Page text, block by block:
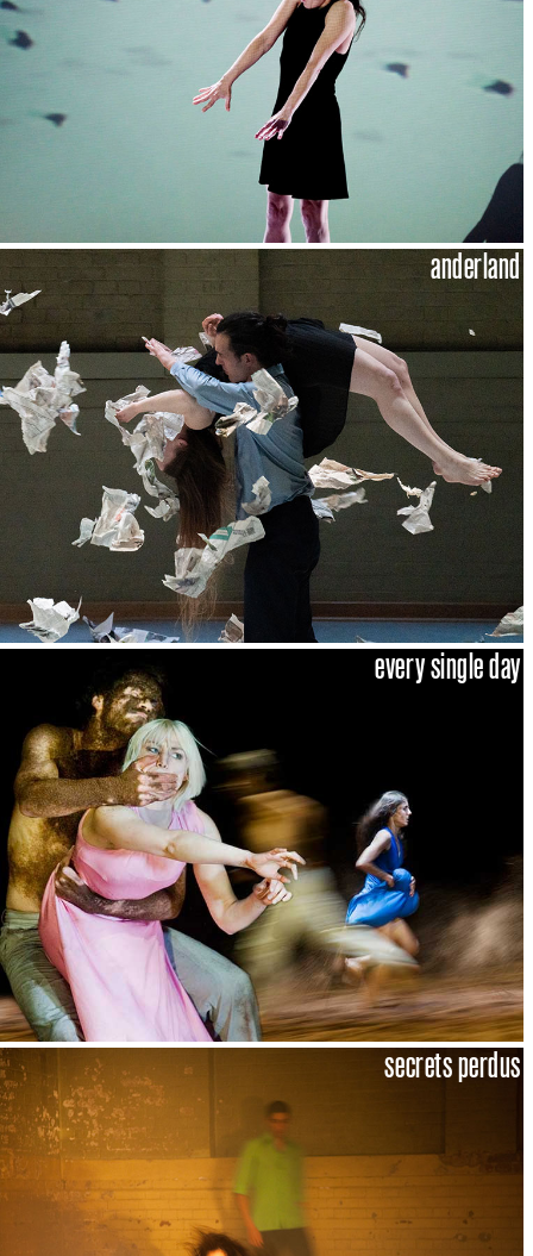
anderland
every single day
secrets perdus